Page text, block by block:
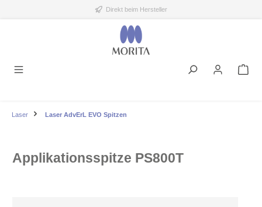
Direkt beim Hersteller
Laser Laser AdvErL EVO Spitzen
Applikationsspitze PS800T